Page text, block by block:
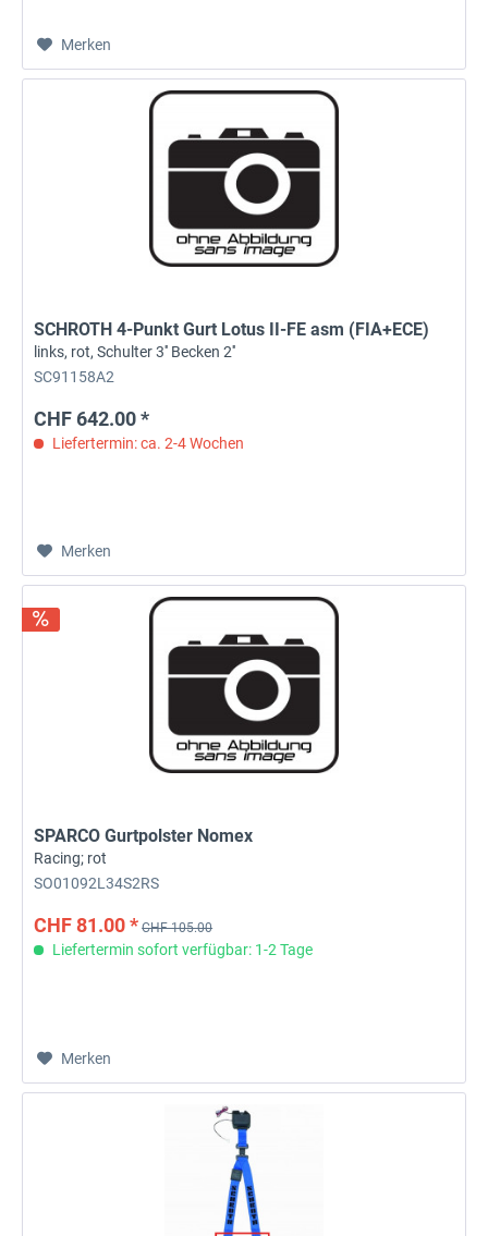
Merken
SCHROTH 4-Punkt Gurt Lotus II-FE asm (FIA+ECE)
links, rot, Schulter 3'' Becken 2''
SC91158A2
CHF 642.00 *
Liefertermin: ca. 2-4 Wochen
Merken
SPARCO Gurtpolster Nomex
Racing; rot
SO01092L34S2RS
CHF 81.00 * CHF 105.00
Liefertermin sofort verfügbar: 1-2 Tage
Merken